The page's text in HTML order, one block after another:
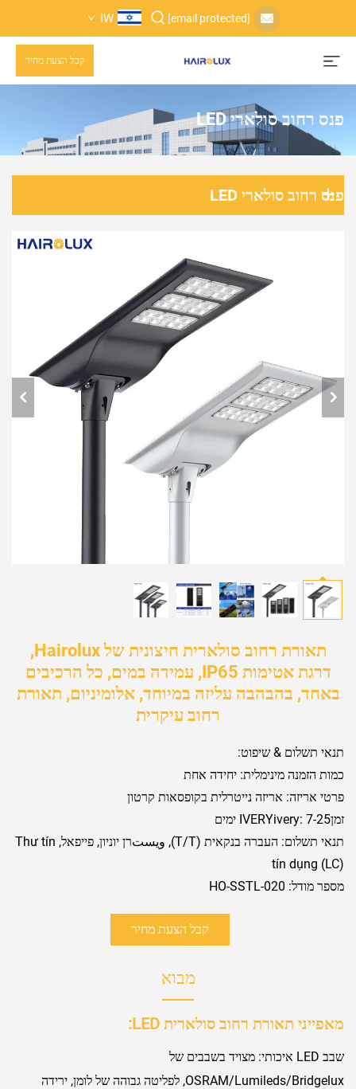
[email protected]
IW
קבל הצעת מחיר
פנס רחוב סולארי LED
פנס רחוב סולארי LED
תאורת רחוב סולארית חיצונית של Hairolux,
דרגת אטימות IP65, עמידה במים, כל הרכיבים
באחד, בהבהבה עליזה במיוחד, אלומיניום, תאורת
רחוב עיקרית
תנאי תשלום & שיפוט:
כמות הזמנה מינימלית: יחידה אחת
פרטי אריזה: אריזה נייטרלית בקופסאות קרטון
זמןIVERYivery: 7-25 ימים
תנאי תשלום: העברה בנקאית (T/T), ويستרן יוניון, פייפאל, Thư tín
tín dụng (LC)
מספר מודל: HO-SSTL-020
קבל הצעת מחיר
מבוא
מאפייני תאורת רחוב סולארית LED:
שבב LED איכותי: מצויד בשבבים של
Bridgelux‏/Lumileds‏/OSRAM, לפליטה גבוהה של לומן, ירידה